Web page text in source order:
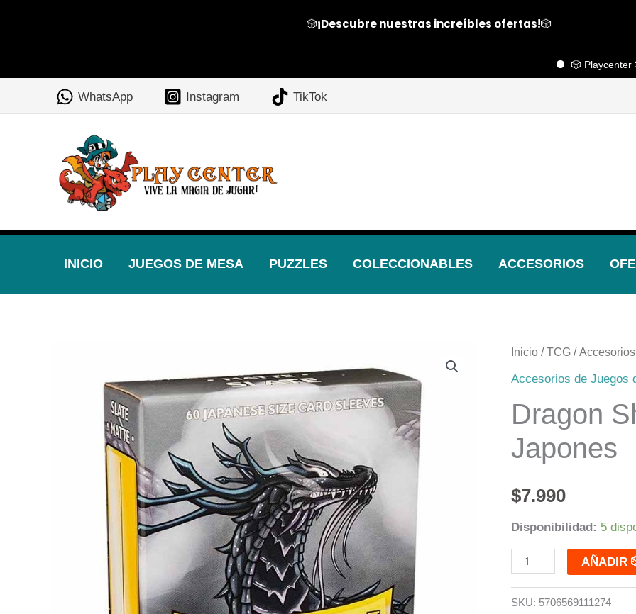
🎲 Playcenter 🎲
al
WhatsApp Instagram TikTok
INICIO JUEGOS DE MESA PUZZLES COLECCIONABLES ACCESORIOS
Inicio /TCG /
Accesorios de Juegos
Dragon
Japones
$7.990
Disponibilidad: 5
Dragon
Shield
Matte
Japones
cantidad
SKU: 5706569111274
🎲¡Descubre nuestras increíbles ofertas!🎲